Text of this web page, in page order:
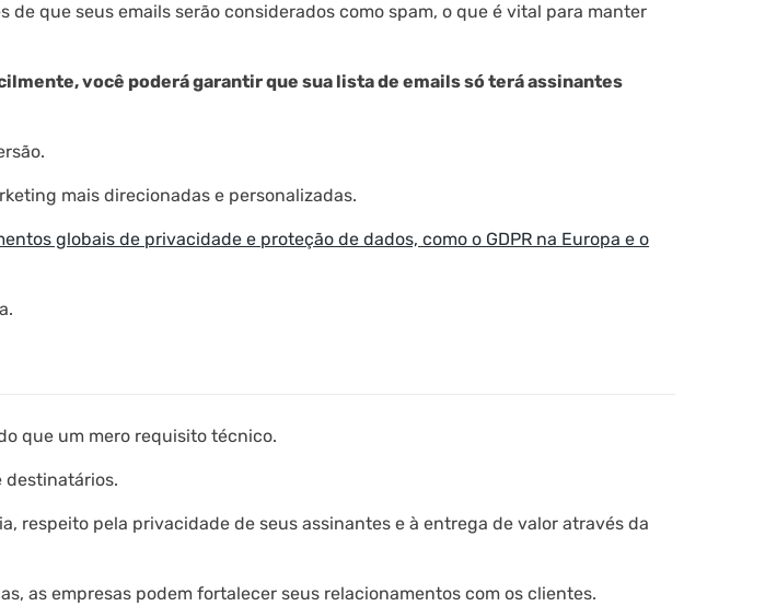
que seus emails serão considerados como spam, o que é vital para manter
você poderá garantir que sua lista de emails só terá assinantes
mais direcionadas e personalizadas.
globais de privacidade e proteção de dados, como o GDPR na Europa e o
que um mero requisito técnico.
destinatários.
respeito pela privacidade de seus assinantes e à entrega de valor através da
as empresas podem fortalecer seus relacionamentos com os clientes.